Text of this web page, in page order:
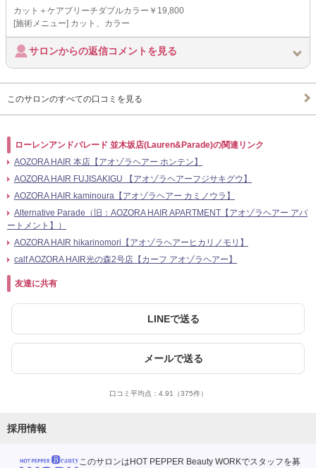
カット＋ケアブリーチダブルカラー￥19,800
[施術メニュー] カット、カラー
サロンからの返信コメントを見る
このサロンのすべての口コミを見る
ローレンアンドパレード 並木坂店(Lauren&Parade)の関連リンク
AOZORA HAIR 本店【アオゾラヘアー ホンテン】
AOZORA HAIR FUJISAKIGU 【アオゾラヘアーフジサキグウ】
AOZORA HAIR kaminoura【アオゾラヘアー カミノウラ】
Alternative Parade（旧：AOZORA HAIR APARTMENT【アオゾラヘアー アパ
ートメント】）
AOZORA HAIR hikarinomori【アオゾラヘアーヒカリノモリ】
calf AOZORA HAIR光の森2号店【カーフ アオゾラヘアー】
友達に共有
LINEで送る
メールで送る
口コミ平均点： 4.91 （375件）
採用情報
このサロンはHOT PEPPER Beauty WORKでスタッフを募